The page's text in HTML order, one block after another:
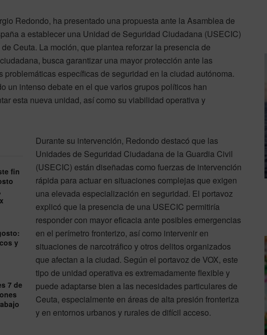
Redondo, ha presentado una propuesta ante la Asamblea de
a establecer una Unidad de Seguridad Ciudadana (USECIC)
Ceuta. La moción, que plantea reforzar la presencia de
busca garantizar una mayor protección ante las
problemáticas específicas de seguridad en la ciudad autónoma.
un intenso debate en el que varios grupos políticos han
esta nueva unidad, así como su viabilidad operativa y
fin
y
7 de
Durante su intervención, Redondo destacó que las
Unidades de Seguridad Ciudadana de la Guardia Civil
(USECIC) están diseñadas como fuerzas de intervención
rápida para actuar en situaciones complejas que exigen
una elevada especialización en seguridad. El portavoz
explicó que la presencia de una USECIC permitiría
responder con mayor eficacia ante posibles emergencias
en el perímetro fronterizo, así como intervenir en
situaciones de narcotráfico y otros delitos organizados
que afectan a la ciudad. Según el portavoz de VOX, este
tipo de unidad operativa es extremadamente flexible y
puede adaptarse bien a las necesidades particulares de
Ceuta, especialmente en áreas de alta presión fronteriza
y en entornos urbanos y rurales de difícil acceso.